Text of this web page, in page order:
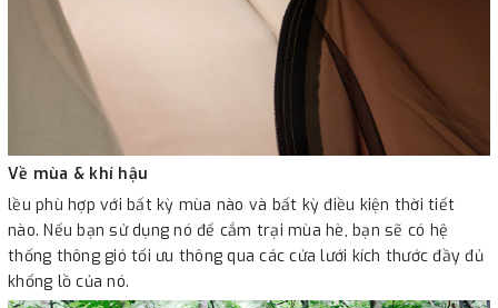
Về mùa & khí hậu
lều phù hợp với bất kỳ mùa nào và bất kỳ điều kiện thời tiết
nào. Nếu bạn sử dụng nó để cắm trại mùa hè, bạn sẽ có hệ
thống thông gió tối ưu thông qua các cửa lưới kích thước đầy đủ
khổng lồ của nó.